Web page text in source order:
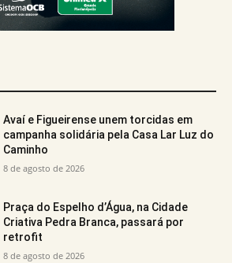
Avaí e Figueirense unem torcidas em
campanha solidária pela Casa Lar Luz do
Caminho
8 de agosto de 2026
Praça do Espelho d’Água, na Cidade
Criativa Pedra Branca, passará por
retrofit
8 de agosto de 2026